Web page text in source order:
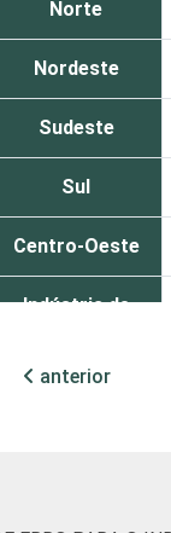
Norte
Nordeste
Sudeste
Sul
Centro-Oeste
Indústria de
anterior